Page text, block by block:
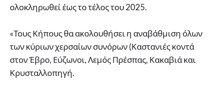
ολοκληρωθεί έως το τέλος του 2025.
«Τους Κήπους θα ακολουθήσει η αναβάθμιση όλων
των κύριων χερσαίων συνόρων (Καστανιές κοντά
στον Έβρο, Εύζωνοι, Λεμός Πρέσπας, Κακαβιά και
Κρυσταλλοπηγή.